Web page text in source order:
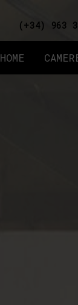
(+34) 963
HOME